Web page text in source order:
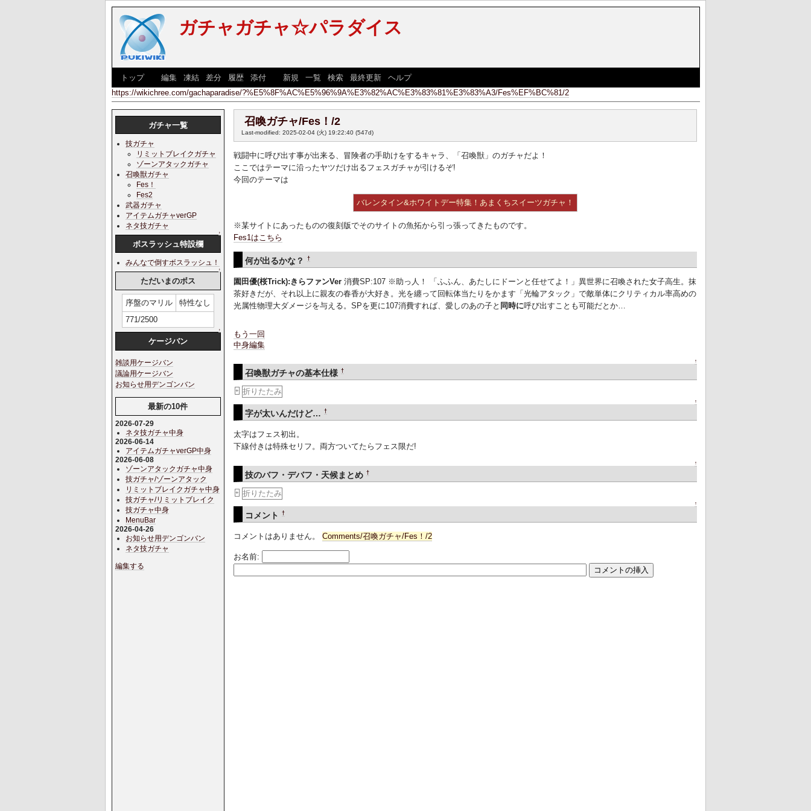
ガチャガチャ☆パラダイス
トップ] [ 編集| 凍結| 差分 履歴| 添付] [ 新規 一覧 検索| 最終更新| ヘルプ]
https://wikichree.com/gachaparadise/?%E5%8F%AC%E5%96%9A%E3%82%AC%E3%83%81%E3%83%A3/Fes%EF%BC%81/2
召喚ガチャ/Fes！/2
Last-modified: 2025-02-04 (火) 19:22:40 (547d)
戦闘中に呼び出す事が出来る、冒険者の手助けをするキャラ、「召喚獣」のガチャだよ！
ここではテーマに沿ったヤツだけ出るフェスガチャが引けるぞ!
今回のテーマは
バレンタイン&ホワイトデー特集！あまくちスイーツガチャ！
※某サイトにあったものの復刻版でそのサイトの魚拓から引っ張ってきたものです。
Fes1はこちら
何が出るかな？ †
園田優(桜Trick):きらファンVer 消費SP:107 ※助っ人！ 「ふふん、あたしにドーンと任せてよ！」異世界に召喚された女子高生。抹
茶好きだが、それ以上に親友の春香が大好き。光を纏って回転体当たりをかます「光輪アタック」で敵単体にクリティカル率高めの
光属性物理大ダメージを与える。SPを更に107消費すれば、愛しのあの子と 同時に呼び出すことも可能だとか…
もう一回
中身編集
↑
召喚獣ガチャの基本仕様 †
+ 折りたたみ
↑
字が太いんだけど… †
太字はフェス初出。
下線付きは特殊セリフ。両方ついてたらフェス限だ!
↑
技のバフ・デバフ・天候まとめ †
+ 折りたたみ
↑
コメント †
コメントはありません。 Comments/召喚ガチャ/Fes！/2
お名前:
ガチャ一覧
技ガチャ
リミットブレイクガチャ
ゾーンアタックガチャ
召喚獣ガチャ
Fes！
Fes2
武器ガチャ
アイテムガチャverGP
ネタ技ガチャ
↑
ボスラッシュ特設欄
みんなで倒すボスラッシュ！
↑
ただいまのボス
序盤のマリル
特性なし
771/2500
↑
ケージバン
雑談用ケージバン
議論用ケージバン
お知らせ用デンゴンバン
最新の10件
2026-07-29
ネタ技ガチャ中身
2026-06-14
アイテムガチャverGP中身
2026-06-08
ゾーンアタックガチャ中身
技ガチャ/ゾーンアタック
リミットブレイクガチャ中身
技ガチャ/リミットブレイク
技ガチャ中身
MenuBar
2026-04-26
お知らせ用デンゴンバン
ネタ技ガチャ
編集する